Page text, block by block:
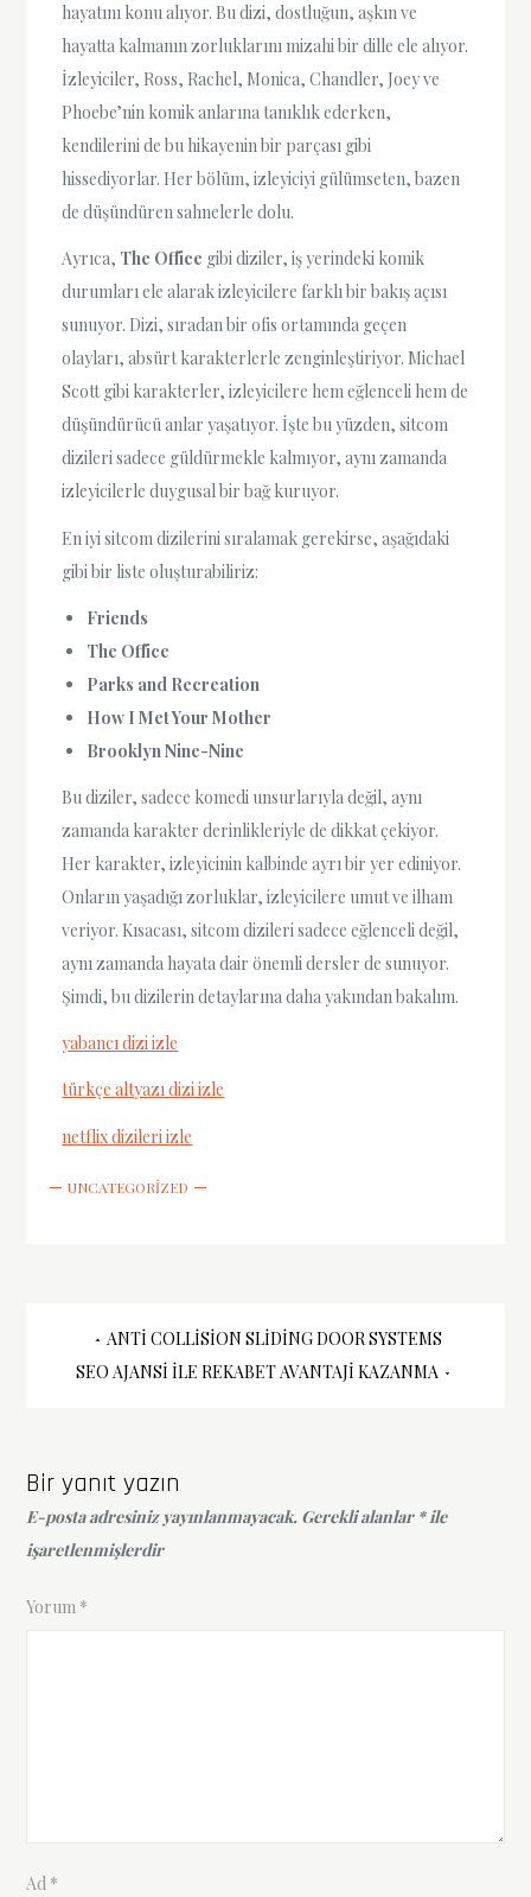
hayatını konu alıyor. Bu dizi, dostluğun, aşkın ve
hayatta kalmanın zorluklarını mizahi bir dille ele alıyor.
İzleyiciler, Ross, Rachel, Monica, Chandler, Joey ve
Phoebe’nin komik anlarına tanıklık ederken,
kendilerini de bu hikayenin bir parçası gibi
hissediyorlar. Her bölüm, izleyiciyi gülümseten, bazen
de düşündüren sahnelerle dolu.
Ayrıca, The Office gibi diziler, iş yerindeki komik
durumları ele alarak izleyicilere farklı bir bakış açısı
sunuyor. Dizi, sıradan bir ofis ortamında geçen
olayları, absürt karakterlerle zenginleştiriyor. Michael
Scott gibi karakterler, izleyicilere hem eğlenceli hem de
düşündürücü anlar yaşatıyor. İşte bu yüzden, sitcom
dizileri sadece güldürmekle kalmıyor, aynı zamanda
izleyicilerle duygusal bir bağ kuruyor.
En iyi sitcom dizilerini sıralamak gerekirse, aşağıdaki
gibi bir liste oluşturabiliriz:
Friends
The Office
Parks and Recreation
How I Met Your Mother
Brooklyn Nine-Nine
Bu diziler, sadece komedi unsurlarıyla değil, aynı
zamanda karakter derinlikleriyle de dikkat çekiyor.
Her karakter, izleyicinin kalbinde ayrı bir yer ediniyor.
Onların yaşadığı zorluklar, izleyicilere umut ve ilham
veriyor. Kısacası, sitcom dizileri sadece eğlenceli değil,
aynı zamanda hayata dair önemli dersler de sunuyor.
Şimdi, bu dizilerin detaylarına daha yakından bakalım.
yabancı dizi izle
türkçe altyazı dizi izle
netflix dizileri izle
UNCATEGORIZED
YazıANTI COLLISION SLIDING DOOR SYSTEMS
SEO AJANSI İLE REKABET AVANTAJI KAZANMA
Bir yanıt yazın
E-posta adresiniz yayınlanmayacak. Gerekli alanlar *ile
işaretlenmişlerdir
Yorum *
Ad *